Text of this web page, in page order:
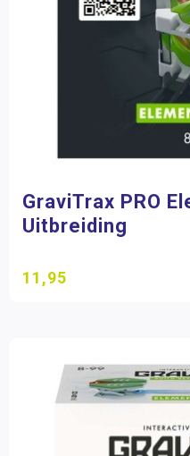
GraviTrax PRO
Uitbreiding
11,95